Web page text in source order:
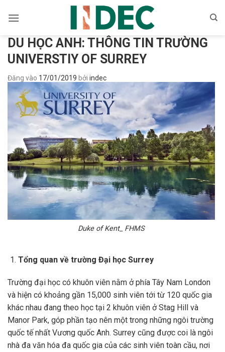
qua
dungDU HỌC ANH: THÔNG TIN TRƯỜNG
UNIVERSTIY OF SURREY
Đăng vào 17/01/2019 bởi indec
Duke of Kent_ FHMS
Tổng quan về trường Đại học Surrey
Trường đại học có khuôn viên nằm ở phía Tây Nam London
và hiện có khoảng gần 15,000 sinh viên tới từ 120 quốc gia
khác nhau đang theo học tại 2 khuôn viên ở Stag Hill và
Manor Park, góp phần tạo nên một trong những ngôi trường
quốc tế nhất Vương quốc Anh. Surrey cũng được coi là ngôi
nhà đa văn hóa đa quốc gia của các sinh viên toàn cầu, nơi